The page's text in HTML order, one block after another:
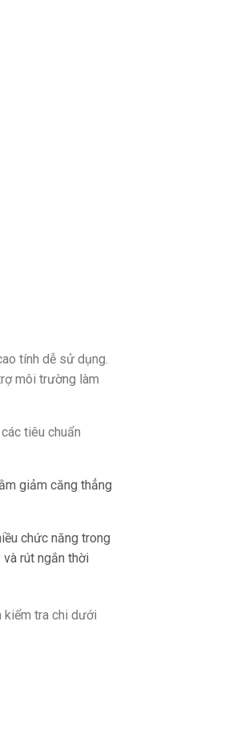
tính dễ sử dụng.
môi trường làm
tiêu chuẩn
giảm căng thẳng
chức năng trong
rút ngắn thời
kiểm tra chi dưới